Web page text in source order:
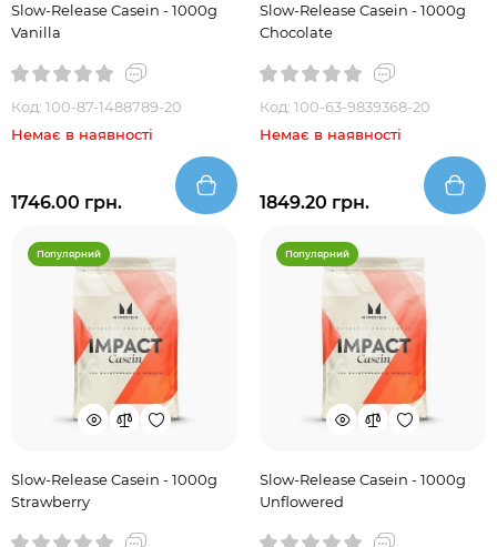
Slow-Release Casein - 1000g
Vanilla
Код: 100-87-1488789-20
Немає в наявності
1746.00 грн.
Slow-Release Casein - 1000g
Chocolate
Код: 100-63-9839368-20
Немає в наявності
1849.20 грн.
Популярний
Slow-Release Casein - 1000g
Strawberry
Популярний
Slow-Release Casein - 1000g
Unflowered